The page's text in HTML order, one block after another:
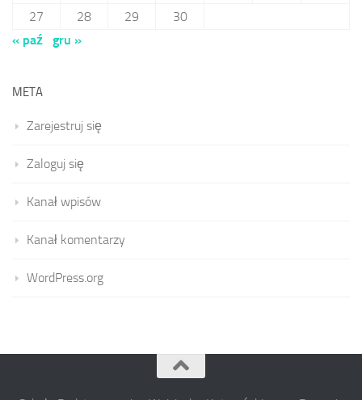
27
28 29
30
« paź
gru »
META
Zarejestruj się
Zaloguj się
Kanał wpisów
Kanał komentarzy
WordPress.org